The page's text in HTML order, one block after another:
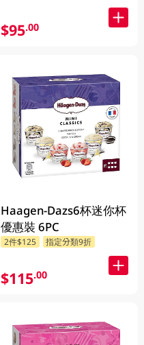
$95.00
Haagen-Dazs6杯迷你杯
優惠裝 6PC
2件$125 指定分類9折
$115.00